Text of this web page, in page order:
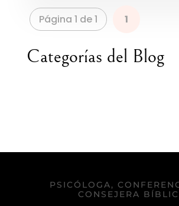
Página 1 de 1 1
Categorías del Blog
PSICÓLOGA,
CONSEJERA